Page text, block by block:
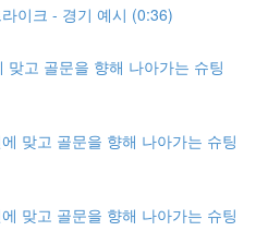
이크 - 경기 예시 (0:36)
맞고 골문을 향해 나아가는 슈팅
맞고 골문을 향해 나아가는 슈팅
맞고 골문을 향해 나아가는 슈팅